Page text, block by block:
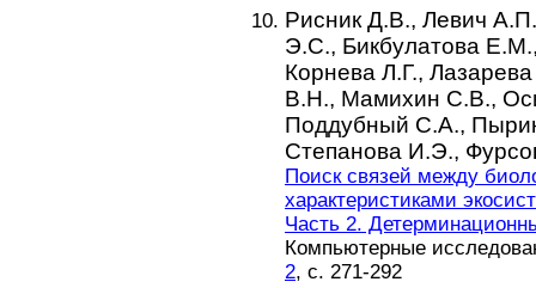
Рисник Д.В., Левич
Э.С., Бикбулатова
Корнева Л.Г.,
В.Н., Мамихин С.В.,
Поддубный С.А.,
Степанова И.Э.,
Поиск связей между
характеристиками
Часть 2.
Компьютерные
2, с. 271-292